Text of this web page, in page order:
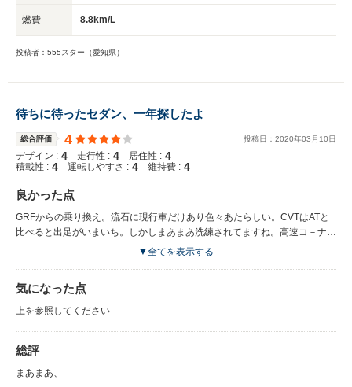
燃費 8.8km/L
投稿者：555スター（愛知県）
待ちに待ったセダン、一年探したよ
総合評価 4 投稿日： 2020年03 月 10日
デザイン : 4 走行性 : 4 居住性 : 4
積載性 : 4 運転しやすさ : 4 維持費 : 4
良かった点
GRFからの乗り換え。流石に現行車だけあり色々あたらしい。CVTはATと
比べると出足がいまいち。しかしまあまあ洗練されてますね。高速コ－ナ－
はどっちもどっち．アイサイトは、レ－ンキ－プがうるさい。トランクルー
▼全てを表示する
気になった点
上を参照してください
総評
まあまあ、